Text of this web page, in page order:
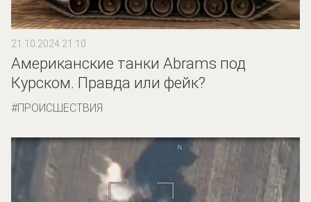
21.10.2024 21:10
Американские танки Abrams под
Курском. Правда или фейк?
ПРОИСШЕСТВИЯ